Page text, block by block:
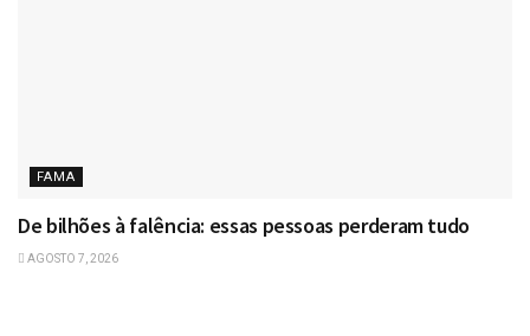
FAMA
De bilhões à falência: essas pessoas perderam tudo
AGOSTO 7, 2026